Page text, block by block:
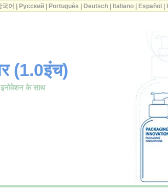
(1.0इंच)
इनोवेशन के साथ
국어 Русский| Português Deutsch| Italiano| Español